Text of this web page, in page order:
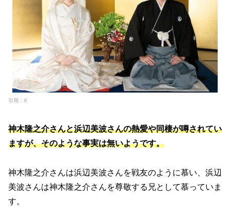
引用：X
神木隆之介さんと浜辺美波さんの熱愛や同棲が噂されてい
ますが、そのような事実は無いようです。
神木隆之介さんは浜辺美波さんを戦友のように慕い、浜辺
美波さんは神木隆之介さんを尊敬する兄として慕っていま
す。